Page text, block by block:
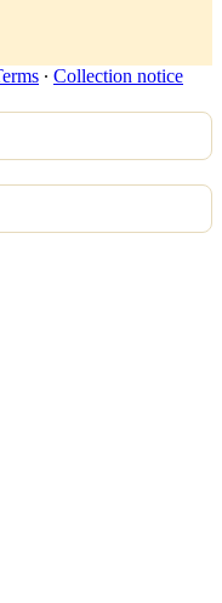
∙ Collection notice